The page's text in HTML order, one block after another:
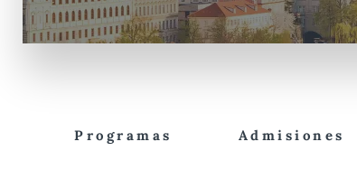
Programas Admisiones